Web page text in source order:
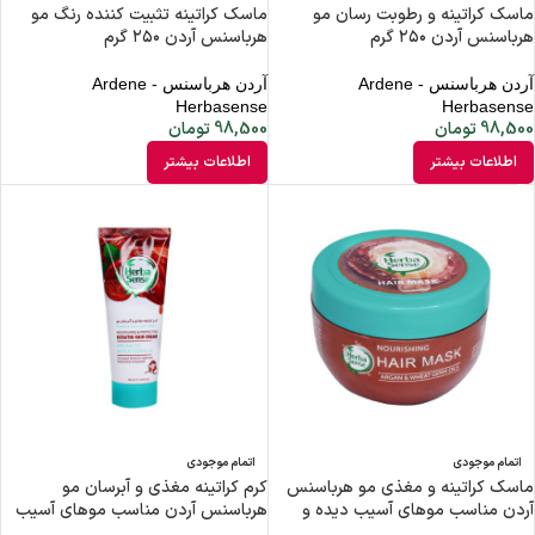
ماسک کراتینه و رطوبت رسان مو
هرباسنس آردن ۲۵۰ گرم
آردن هرباسنس - Ardene
Herbasense
98,500تومان
اطلاعات بیشتر
ماسک کراتینه تثبیت کننده رنگ مو
هرباسنس آردن ۲۵۰ گرم
آردن هرباسنس - Ardene
Herbasense
98,500 تومان
اطلاعات بیشتر
اتمام موجودی
ماسک کراتینه و مغذی مو هرباسنس
آردن مناسب موهای آسیب دیده و
اتمام موجودی
کرم کراتینه مغذی و آبرسان مو
هرباسنس آردن مناسب موهای آسیب